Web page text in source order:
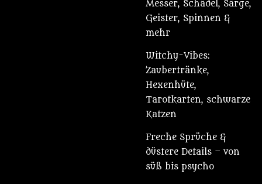
Messer, Schädel, Särge,
Geister, Spinnen &
mehr
Witchy-Vibes:
Zaubertränke,
Hexenhüte,
Tarotkarten, schwarze
Katzen
Freche Sprüche &
düstere Details – von
süß bis psycho